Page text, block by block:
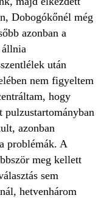
Dobogókőnél még
azonban a
állnia
után
nem figyeltem
hogy
pulzustartományban
azonban
problémák. A
meg kellett
sem
hetvenhárom